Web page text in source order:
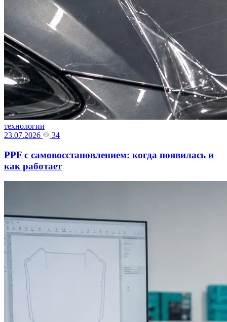
технологии
23.07.2026
34
PPF с самовосстановлением: когда появилась и
как работает